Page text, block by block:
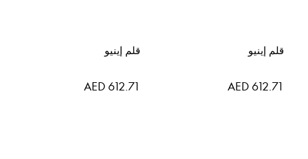
قلم إينيو
AED 612.71
قلم إينيو
AED 612.71